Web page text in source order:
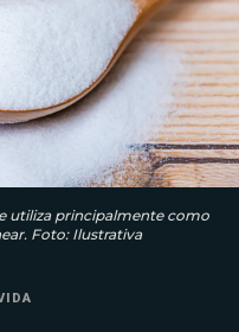
utiliza principalmente como
Foto: Ilustrativa